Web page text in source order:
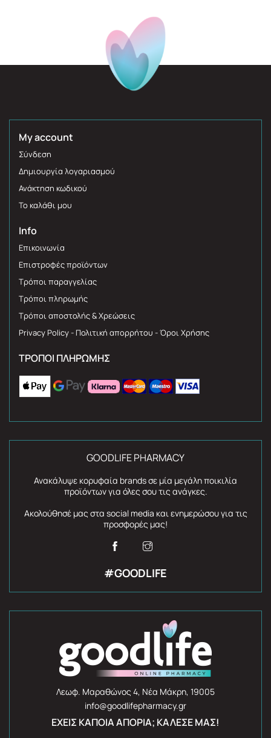
My account
Σύνδεση
Δημιουργία λογαριασμού
Ανάκτηση κωδικού
Το καλάθι μου
Info
Επικοινωνία
Επιστροφές προϊόντων
Τρόποι παραγγελίας
Τρόποι πληρωμής
Τρόποι αποστολής & Χρεώσεις
Privacy Policy - Πολιτική απορρήτου - Όροι Χρήσης
ΤΡΌΠΟΙ ΠΛΗΡΩΜΉΣ
GOODLIFE PHARMACY
Ανακάλυψε κορυφαία brands σε μία μεγάλη ποικιλία
προϊόντων για όλες σου τις ανάγκες.
Ακολούθησέ μας στα social media και ενημερώσου για τις
προσφορές μας!
#GOODLIFE
Λεωφ. Μαραθώνος 4, Νέα Μάκρη, 19005
info@goodlifepharmacy.gr
ΈΧΕΙΣ ΚΆΠΟΙΑ ΑΠΟΡΊΑ; ΚΆΛΕΣΈ ΜΑΣ!